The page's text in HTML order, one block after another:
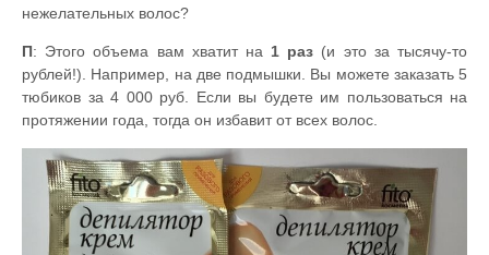
нежелательных волос?
П: Этого объема вам хватит на 1 раз (и это за тысячу-то
рублей!). Например, на две подмышки. Вы можете заказать 5
тюбиков за 4 000 руб. Если вы будете им пользоваться на
протяжении года, тогда он избавит от всех волос.